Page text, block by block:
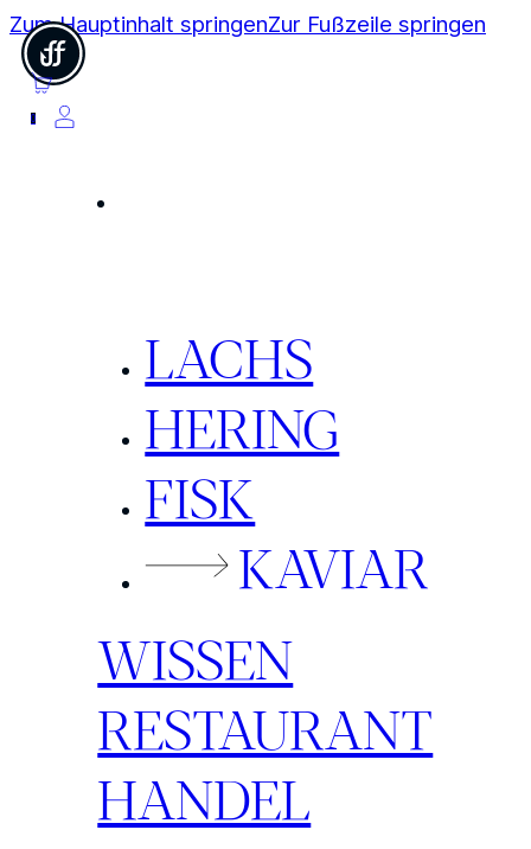
Zum Hauptinhalt springenZur Fußzeile springen
0
LACHS
HERING
FISK
KAVIAR
WISSEN
RESTAURANT
HANDEL